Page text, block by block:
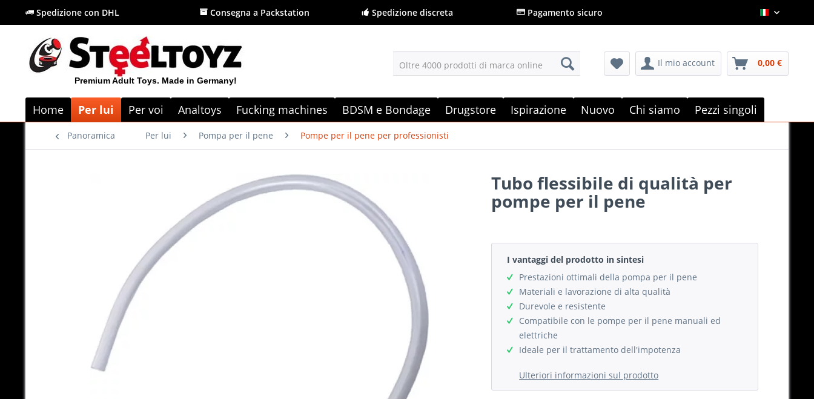
Spedizione con DHL Consegna a Packstation Spedizione discreta Pagamento sicuro Italian
Premium Adult Toys. Made in Germany!
Oltre 4000 prodotti di marca online Il mio account 0,00 €
Home Per lui Per voi Analtoys Fucking machines BDSM e Bondage Drugstore Ispirazione Nuovo Chi siamo Pezzi singoli
Panoramica Per lui Pompa per il pene Pompe per il pene per professionisti
Tubo flessibile di qualità per
pompe per il pene
I vantaggi del prodotto in sintesi
Prestazioni ottimali della pompa per il pene
Materiali e lavorazione di alta qualità
Durevole e resistente
Compatibile con le pompe per il pene manuali ed
elettriche
Ideale per il trattamento dell'impotenza
Ulteriori informazioni sul prodotto